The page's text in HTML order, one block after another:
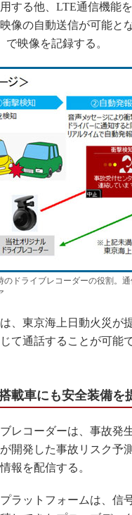
する他、LTE通信機能
像の自動送信が可能と
で映像を記録する。
のドライブレコーダーの役割。
、東京海上日動火災が
て通話することが可能
載車にも安全装備を
レコーダーは、事故発
開発した事故リスク予
報を配信する。
ラットフォームは、信